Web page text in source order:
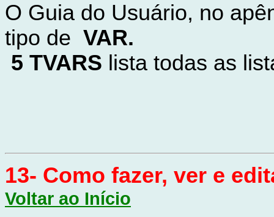
O Guia do Usuário, no
tipo de VAR.
5 TVARS lista todas as
13- Como fazer, ver e
Voltar ao Início